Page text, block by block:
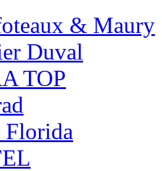
& Maury
Duval
TOP
Florida